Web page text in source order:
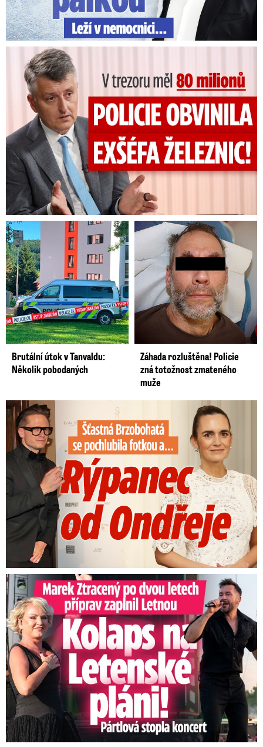
V trezoru měl 80 milionů: Policie obvinila exšéfa železnic!
Brutální útok v Tanvaldu:
Několik pobodaných
Záhada rozluštěna! Policie
zná totožnost zmateného
muže
Šťastná Brzobohatá se pochlubila fotkou: Rýpanec od Ondřeje
Marek Ztracený na Letné: Pártlová stopla koncert